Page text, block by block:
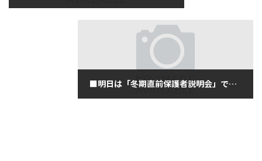
■明日は「冬期直前保護者説明会」です！（11月16日土曜日）